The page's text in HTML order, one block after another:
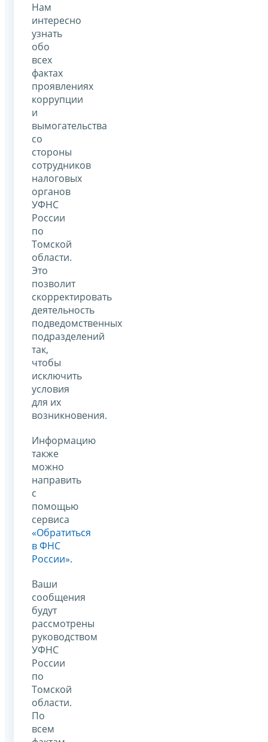
Нам
интересно
узнать
обо
всех
фактах
проявлениях
коррупции
и
вымогательства
со
стороны
сотрудников
налоговых
органов
УФНС
России
по
Томской
области.
Это
позволит
скорректировать
деятельность
подведомственных
подразделений
так,
чтобы
исключить
условия
для их
возникновения.
Информацию
также
можно
направить
с
помощью
сервиса
«Обратиться
в ФНС
России».
Ваши
сообщения
будут
рассмотрены
руководством
УФНС
России
по
Томской
области.
По
всем